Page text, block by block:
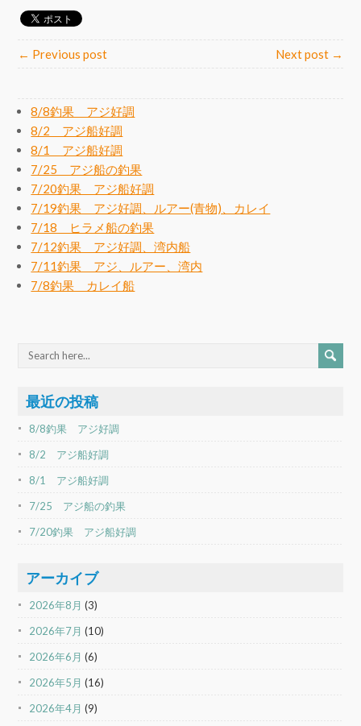
← Previous post Next post →
8/8釣果 アジ好調
8/2 アジ船好調
8/1 アジ船好調
7/25 アジ船の釣果
7/20釣果 アジ船好調
7/19釣果 アジ好調、ルアー(青物)、カレイ
7/18 ヒラメ船の釣果
7/12釣果 アジ好調、湾内船
7/11釣果 アジ、ルアー、湾内
7/8釣果 カレイ船
最近の投稿
8/8釣果 アジ好調
8/2 アジ船好調
8/1 アジ船好調
7/25 アジ船の釣果
7/20釣果 アジ船好調
アーカイブ
2026年8月 (3)
2026年7月 (10)
2026年6月 (6)
2026年5月 (16)
2026年4月 (9)